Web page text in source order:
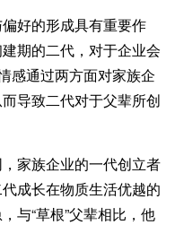
好的形成具有重要作
期的二代，对于企业会
感通过两方面对家族企
导致二代对于父辈所创
家族企业的一代创立者
成长在物质生活优越的
与“草根”父辈相比，他